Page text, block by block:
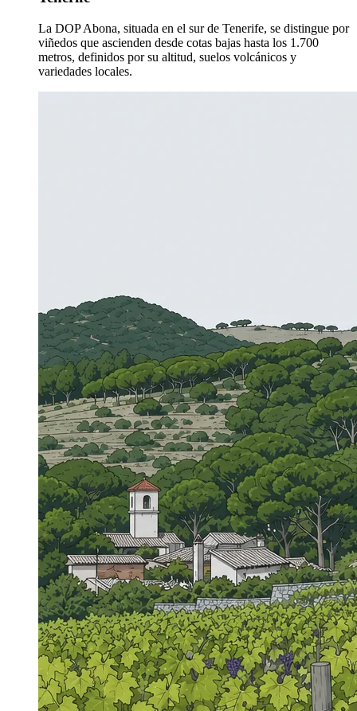
La DOP Abona, situada en el sur de Tenerife, se distingue por
viñedos que ascienden desde cotas bajas hasta los 1.700
metros, definidos por su altitud, suelos volcánicos y
variedades locales.